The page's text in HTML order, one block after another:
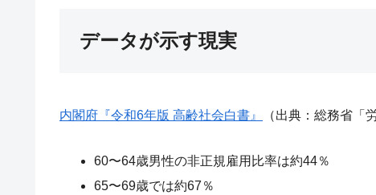
データが示す現実
内閣府『令和6年版 高齢社会白書』 （出典：総務省「
60〜64歳男性の非正規雇用比率は約44％
65〜69歳では約67％